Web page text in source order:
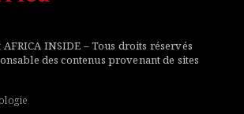
INSIDE – Tous droits réservés
des contenus provenant de sites